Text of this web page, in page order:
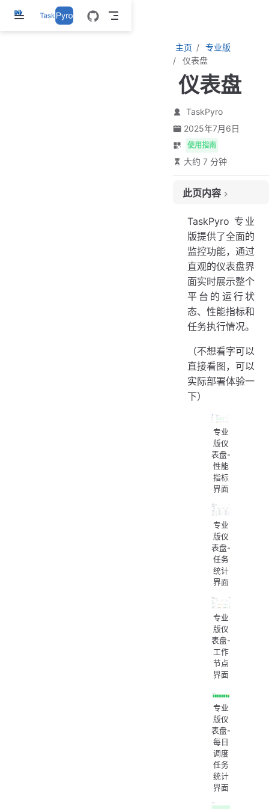
跳
主页
专业版
仪表盘
仪表盘
TaskPyro
2025年7月6日
使用指南
大约 7 分钟
此页内容
集群状态监控
节点状态概览
系统运行状态
系统资源监控
CPU性能监控
内存使用监控
磁盘存储监控
性能图表展示
实时性能图表
性能统计分析
核心执行指标
实时任务状态
任务执行趋势
时间维度分析
执行质量分析
分布式执行统计
节点执行分布
项目维度统计
节点概览
节点基本信息
节点运行状态
节点性能监控
实时资源监控
任务执行监控
任务执行分析图表
任务执行统计
图表交互操作
TaskPyro 专业
版提供了全面的
监控功能，通过
直观的仪表盘界
面实时展示整个
平台的运行状
态、性能指标和
任务执行情况。
（不想看字可以
直接看图，可以
实际部署体验一
下）
专业
版仪
表盘-
性能
指标
界面
专业
版仪
表盘-
任务
统计
界面
专业
版仪
表盘-
工作
节点
界面
专业
版仪
表盘-
每日
调度
任务
统计
界面